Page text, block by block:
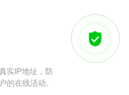
实IP地址，防
的在线活动。